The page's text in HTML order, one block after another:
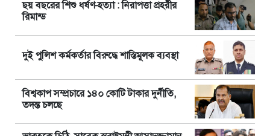
ছয় বছরের শিশু ধর্ষণ-হত্যা : নিরাপত্তা প্রহরীর
রিমান্ড
দুই পুলিশ কর্মকর্তার বিরুদ্ধে শাস্তিমূলক ব্যবস্থা
বিশ্বকাপ সম্প্রচারে ১৪০ কোটি টাকার দুর্নীতি,
তদন্ত চলছে